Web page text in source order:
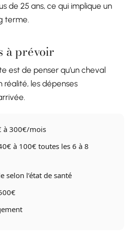
de 25 ans, ce qui implique un
terme.
à prévoir
est de penser qu’un cheval
réalité, les dépenses
à 300€/mois
à 100€ toutes les 6 à 8
selon l’état de santé